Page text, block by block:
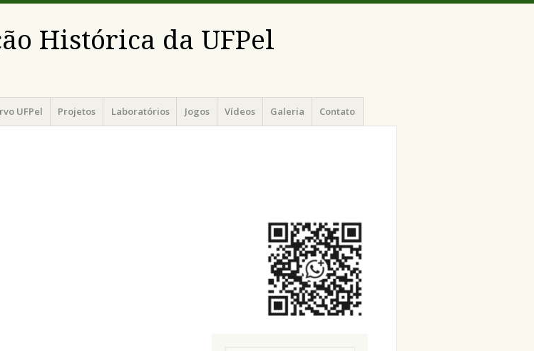
Histórica da UFPel
UFPel Projetos Laboratórios Jogos Vídeos Galeria Contato